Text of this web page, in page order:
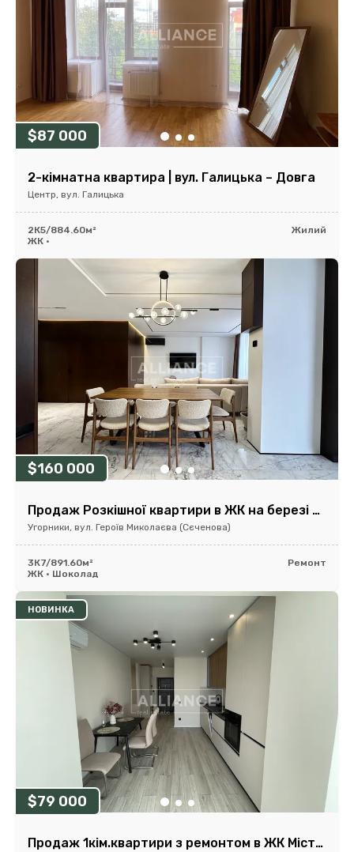
$87 000
2-кімнатна квартира | вул. Галицька – Довга
Центр, вул. Галицька
2К5/884.60м²
Жилий
ЖК •
$160 000
Продаж Розкішної квартири в ЖК на березі річки.
Угорники, вул. Героїв Миколаєва (Сєченова)
3К7/891.60м²
Ремонт
ЖК • Шоколад
НОВИНКА
$79 000
Продаж 1кім.квартири з ремонтом в ЖК Містечко Центральне!